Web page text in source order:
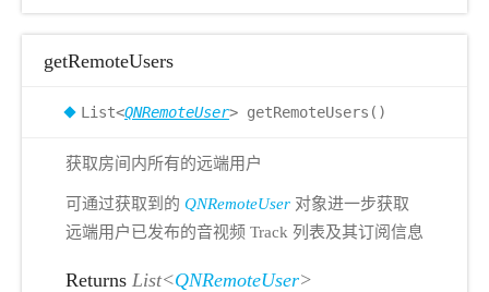
getRemoteUsers
List<QNRemoteUser> getRemoteUsers()
获取房间内所有的远端用户
可通过获取到的 QNRemoteUser 对象进一步获取
远端用户已发布的音视频 Track 列表及其订阅信息
Returns List<QNRemoteUser>